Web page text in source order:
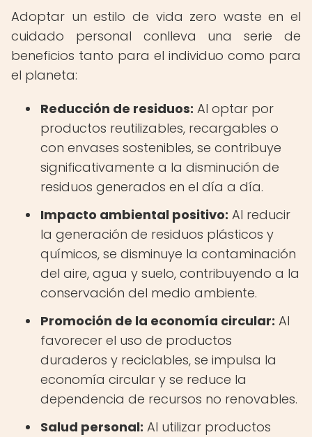
Adoptar un estilo de vida zero waste en el
cuidado personal conlleva una serie de
beneficios tanto para el individuo como para
el planeta:
Reducción de residuos: Al optar por
productos reutilizables, recargables o
con envases sostenibles, se contribuye
significativamente a la disminución de
residuos generados en el día a día.
Impacto ambiental positivo: Al reducir
la generación de residuos plásticos y
químicos, se disminuye la contaminación
del aire, agua y suelo, contribuyendo a la
conservación del medio ambiente.
Promoción de la economía circular: Al
favorecer el uso de productos
duraderos y reciclables, se impulsa la
economía circular y se reduce la
dependencia de recursos no renovables.
Salud personal: Al utilizar productos